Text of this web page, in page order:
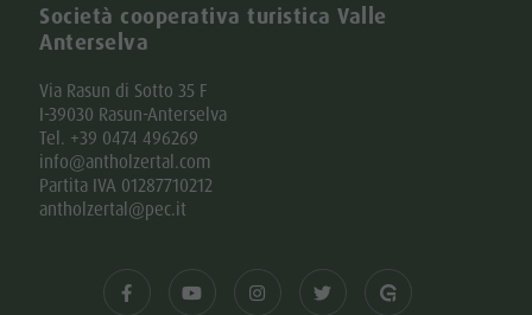
Società cooperativa turistica Valle
Anterselva
Via Rasun di Sotto 35 F
I-39030 Rasun-Anterselva
Tel. +39 0474 496269
info@antholzertal.com
Partita IVA 01287710212
antholzertal@pec.it